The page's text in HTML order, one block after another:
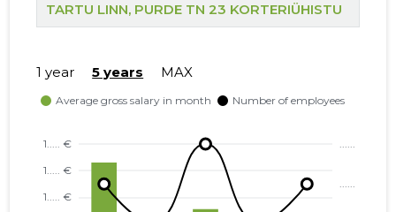
TARTU LINN, PURDE TN 23 KORTERIÜHISTU
TARTU VALD, RAADI ALEV, ERMI TN 2
NÕO VALD, NÕO ALEVIK, VAHE TN 3
TARTU VALD, KÕRVEKÜLA ALEVIK, KÕRVE TN 5
1 year 5 years MAX